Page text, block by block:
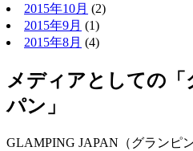
2015年10月 (2)
2015年9月 (1)
2015年8月 (4)
メディアとしての「
パン」
GLAMPING JAPAN（グランピ